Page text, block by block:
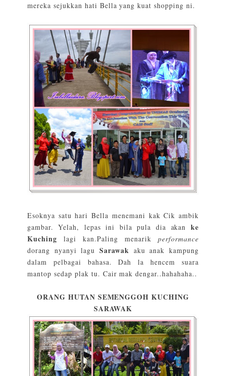
mereka sejukkan hati Bella yang kuat shopping ni.
Esoknya satu hari Bella menemani kak Cik ambik
gambar. Yelah, lepas ini bila pula dia akanke
Kuchinglagi kan.Paling menarikperformance
dorang nyanyi laguSarawak aku anak kampung
dalam pelbagai bahasa. Dah la hencem suara
mantop sedap plak tu. Cair mak dengar..hahahaha..
ORANG HUTAN SEMENGGOH KUCHING
SARAWAK